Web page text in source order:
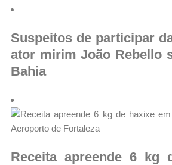
Suspeitos de participar
ator mirim João Rebello
Bahia
Receita apreende 6 kg